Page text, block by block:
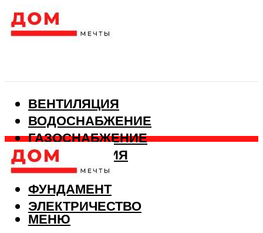
ВЕНТИЛЯЦИЯ
ВОДОСНАБЖЕНИЕ
ГАЗОСНАБЖЕНИЕ
КАНАЛИЗАЦИЯ
ОТОПЛЕНИЕ
ФУНДАМЕНТ
ЭЛЕКТРИЧЕСТВО
МЕНЮ